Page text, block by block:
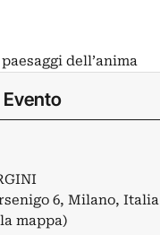
dell’anima
6, Milano, Italia
mappa)